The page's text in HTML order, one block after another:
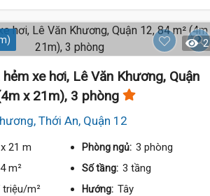
2
hẻm xe hơi, Lê Văn Khương, Quận
x 21m), 3 phòng
Thới An, Quận 12
x 21 m Phòng ngủ: 3 phòng
m² Số tầng: 3 tầng
triệu/m² Hướng: Tây